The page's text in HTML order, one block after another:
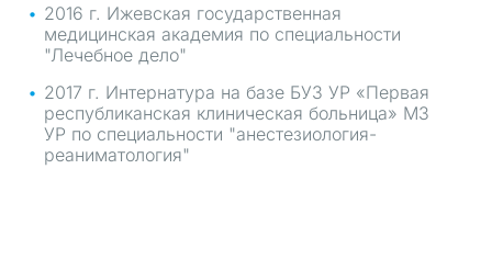
2016 г. Ижевская государственная
медицинская академия по специальности
"Лечебное дело"
2017 г. Интернатура на базе БУЗ УР «Первая
республиканская клиническая больница» МЗ
УР по специальности "анестезиология-
реаниматология"